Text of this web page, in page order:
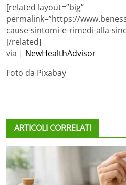
[related layout=”big”
permalink=”https://
cause-sintomi-e-rimedi-alla-
[/related]
via | NewHealthAdvisor
Foto da Pixabay
ARTICOLI CORRELATI